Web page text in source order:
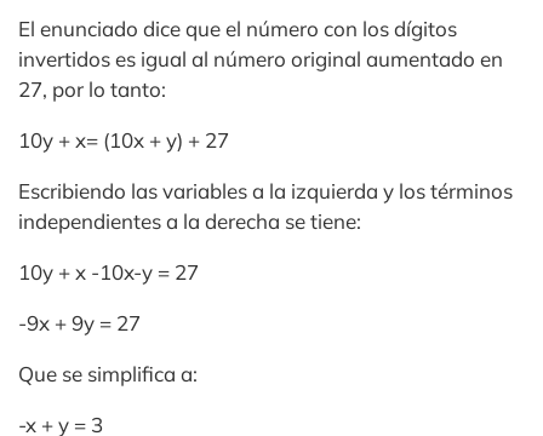
El enunciado dice que el número con los dígitos
invertidos es igual al número original aumentado en
27, por lo tanto:
10y + x= (10x + y) + 27
Escribiendo las variables a la izquierda y los términos
independientes a la derecha se tiene:
10y + x -10x-y = 27
-9x + 9y = 27
Que se simplifica a:
-x + y = 3